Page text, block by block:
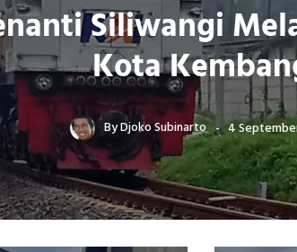
Siliwangi
Kota
ByDjoko Subinarto 4